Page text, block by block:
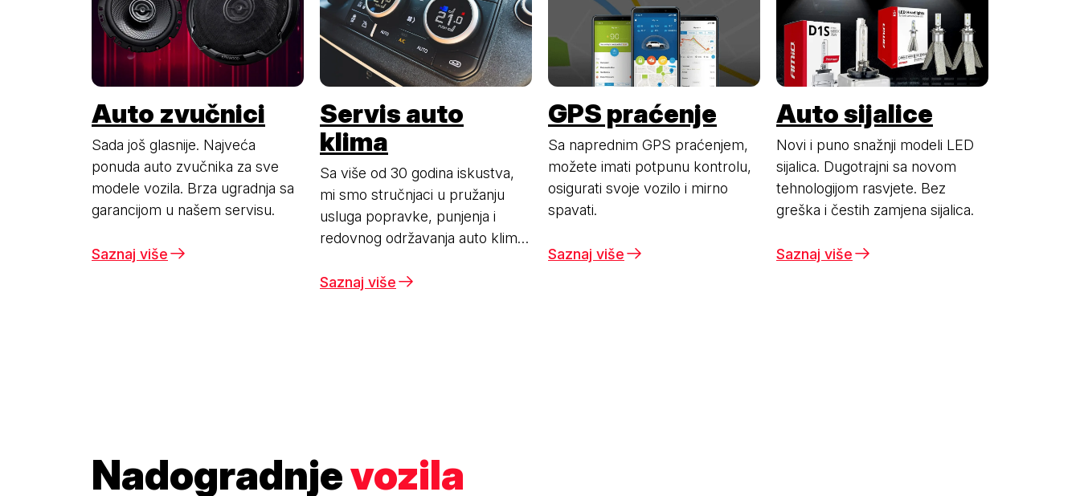
Auto zvučnici
Sada još glasnije. Najveća
ponuda auto zvučnika za sve
modele vozila. Brza ugradnja sa
garancijom u našem servisu.
Saznaj više
Servis auto
klima
Sa više od 30 godina iskustva,
mi smo stručnjaci u pružanju
usluga popravke, punjenja i
redovnog održavanja auto klime
Saznaj više
GPS praćenje
Sa naprednim GPS praćenjem,
možete imati potpunu kontrolu,
osigurati svoje vozilo i mirno
spavati.
Saznaj više
Auto sijalice
Novi i puno snažnji modeli LED
sijalica. Dugotrajni sa novom
tehnologijom rasvjete. Bez
greška i čestih zamjena sijalica.
Saznaj više
Nadogradnjevozila